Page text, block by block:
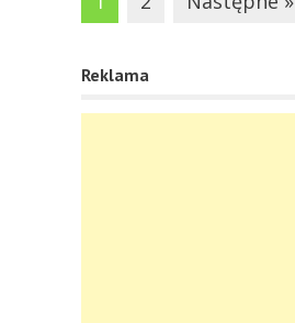
Reklama